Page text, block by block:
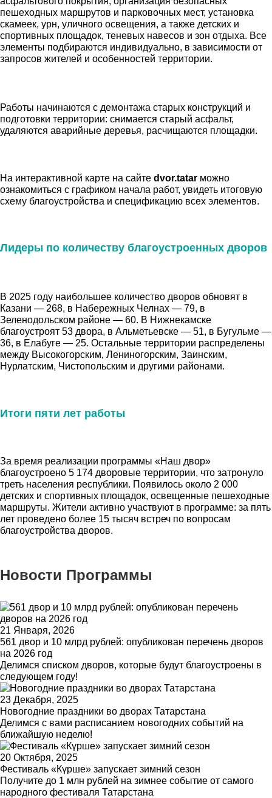
пешеходных маршрутов и парковочных мест, установка
скамеек, урн, уличного освещения, а также детских и
спортивных площадок, теневых навесов и зон отдыха. Все
элементы подбираются индивидуально, в зависимости от
запросов жителей и особенностей территории.
Работы начинаются с демонтажа старых конструкций и
подготовки территории: снимается старый асфальт,
удаляются аварийные деревья, расчищаются площадки.
На интерактивной карте на сайте dvor.tatar можно
ознакомиться с графиком начала работ, увидеть итоговую
схему благоустройства и спецификацию всех элементов.
Лидеры по количеству благоустроенных дворов
В 2025 году наибольшее количество дворов обновят в
Казани — 268, в Набережных Челнах — 79, в
Зеленодольском районе — 60. В Нижнекамске
благоустроят 53 двора, в Альметьевске — 51, в Бугульме —
36, в Елабуге — 25. Остальные территории распределены
между Высокогорским, Лениногорским, Заинским,
Нурлатским, Чистопольским и другими районами.
Итоги пяти лет работы
За время реализации программы «Наш двор»
благоустроено 5 174 дворовые территории, что затронуло
треть населения республики. Появилось около 2 000
детских и спортивных площадок, освещенные пешеходные
маршруты. Жители активно участвуют в программе: за пять
лет проведено более 15 тысяч встреч по вопросам
благоустройства дворов.
Новости Программы
21 Января, 2026
561 двор и 10 млрд рублей: опубликован перечень дворов
на 2026 год
Делимся списком дворов, которые будут благоустроены в
следующем году!
23 Декабря, 2025
Новогодние праздники во дворах Татарстана
Делимся с вами расписанием новогодних событий на
ближайшую неделю!
20 Октября, 2025
Фестиваль «Күрше» запускает зимний сезон
Получите до 1 млн рублей на зимнее событие от самого
народного фестиваля Татарстана